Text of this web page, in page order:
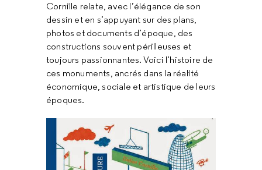
Cornille relate, avec l’élégance de son
dessin et en s’appuyant sur des plans,
photos et documents d’époque, des
constructions souvent périlleuses et
toujours passionnantes. Voici l’histoire de
ces monuments, ancrés dans la réalité
économique, sociale et artistique de leurs
époques.